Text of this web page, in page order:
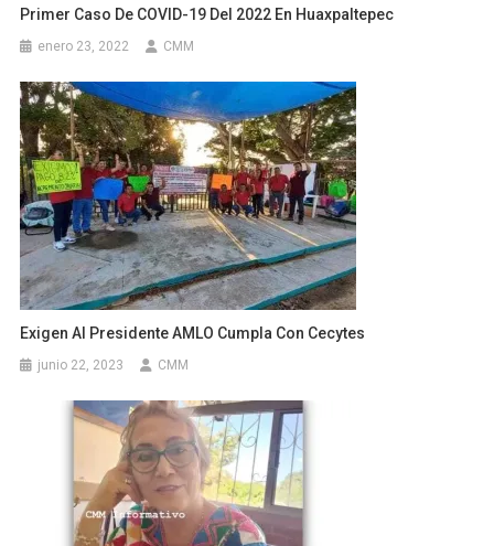
Primer Caso De COVID-19 Del 2022 En Huaxpaltepec
enero 23, 2022 CMM
Exigen Al Presidente AMLO Cumpla Con Cecytes
junio 22, 2023 CMM